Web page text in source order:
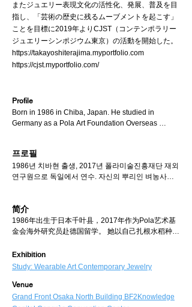
またジュエリー表現文化の活性化、発展、普及を目
指し、「芸術の歴史に残るムーブメントを起こす」
ことを目標に2019年よりCJST（コンテンポラリー
ジュエリーシンポジウム東京）の活動を開始した。
https://takayoshiterajima.myportfolio.com
https://cjst.myportfolio.com/
Profile
Born in 1986 in Chiba, Japan. He studied in
Germany as a Pola Art Foundation Overseas
Succession," basing on the experiences gained
through mastering rice cultivation as a part of his
roots, and metalworking techniques. Currently, he
Germany has collected them. He launched CJST
(Contemporary Jewelry Symposium Tokyo). in
2019, aiming to revitalize, develop and promote
that will leave a mark in the history of art
프로필
1986년 치바현 출생, 2017년 폴라미술진흥재단 재외
연구원으로 독일에서 연수. 자신의 뿌리인 벼농사와
있다. 현재 유럽을 중심으로 작품을 발표하고 있으며,
독일의 Die Neue Sammlung과 Schmuckmuseum
Pforzheim에 작품이 소장되어 있다.
2019년부터 CJST(컨템포러리 주얼리 심포지엄 도
쿄)의 활동을 시작했으며, '예술의 역사에 남을 만한
https://takayoshiterajima.myportfolio.com
https://cjst.myportfolio.com/
简介
1986年出生于日本千叶县，2017年作为Pola艺术基
金会海外研究员赴德国留学。 她以自己扎根水稻种植
程与传承 "为主题的装饰品和二维作品。 目前，她的
作品主要在欧洲展出，德国的 Die Neue Sammlung
此外，为了激活、发展和传播珠宝表现文化，
CJST（东京当代珠宝研讨会）于 2019 年开始活动，
​Exhibition
Study: Wearable Art Contemporary Jewelry
Venue
Grand Front Osaka North Building BF2​Knowledge